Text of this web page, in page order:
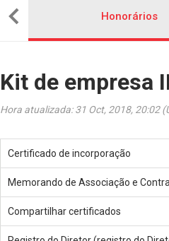
Honorários
Kit de empresa
Hora atualizada: 31 Oct, 2018, 20:02
Certificado de incorporação
Memorando de Associação e
Compartilhar certificados